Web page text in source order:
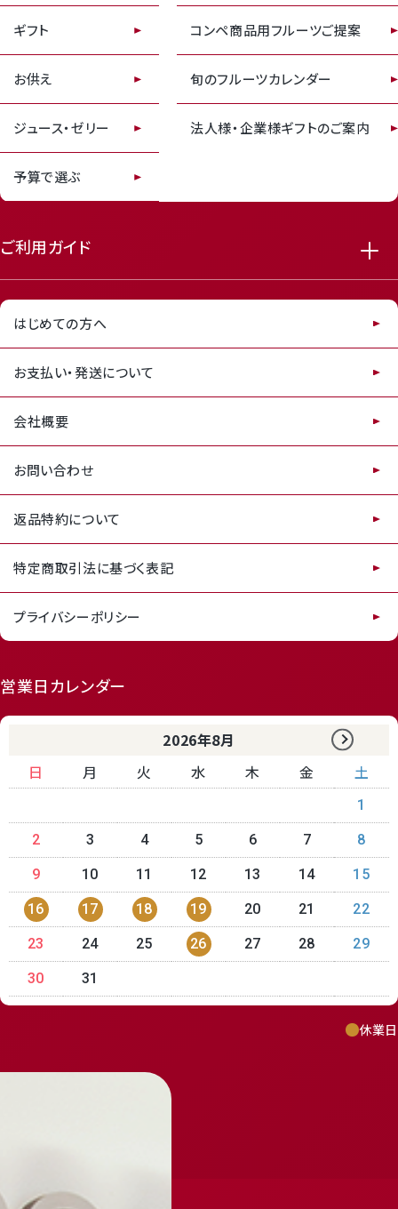
receipt_long contact_support
ギフト
お供え
ジュース・ゼリー
予算で選ぶ
コンペ商品用フルーツご提案
旬のフルーツカレンダー
法人様・企業様ギフトのご案内
ご利用ガイド
はじめての方へ
お支払い・発送について
会社概要
お問い合わせ
返品特約について
特定商取引法に基づく表記
プライバシーポリシー
営業日カレンダー
2026年8月
日
月 火 水 木 金 土
1
2 3 4 5 6 7 8
9 10 11 12 13 14 15
16 17 18 19 20 21 22
23 24 25 26 27 28 29
30 31
休業日